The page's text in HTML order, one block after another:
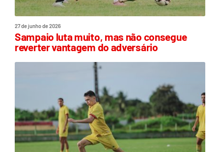
27 de junho de 2026
Sampaio luta muito, mas não consegue
reverter vantagem do adversário